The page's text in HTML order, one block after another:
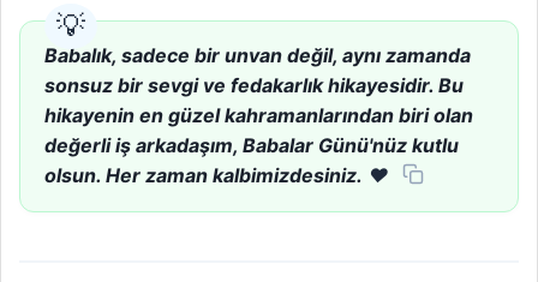
Babalık, sadece bir unvan değil, aynı zamanda
sonsuz bir sevgi ve fedakarlık hikayesidir. Bu
hikayenin en güzel kahramanlarından biri olan
değerli iş arkadaşım, Babalar Günü'nüz kutlu
olsun. Her zaman kalbimizdesiniz. ❤️